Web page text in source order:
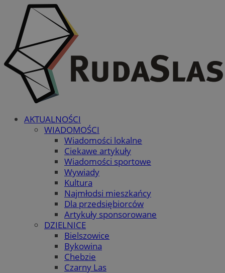
AKTUALNOŚCI
WIADOMOŚCI
Wiadomości lokalne
Ciekawe artykuły
Wiadomości sportowe
Wywiady
Kultura
Najmłodsi mieszkańcy
Dla przedsiębiorców
Artykuły sponsorowane
DZIELNICE
Bielszowice
Bykowina
Chebzie
Czarny Las